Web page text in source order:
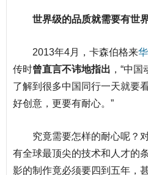
世界级的品质就需要有世
2013年4月，卡森伯格来
传时曾直言不讳地指出 ，“中
了解到很多中国同行一天就要
好创意，更要有耐心。”
究竟需要怎样的耐心呢？
有全球最顶尖的技术和人才的
影的制作竟必须要四到五年，